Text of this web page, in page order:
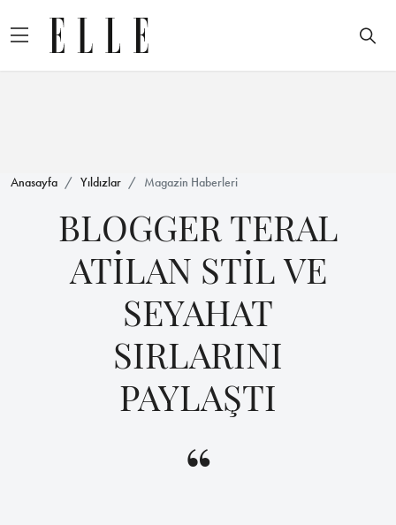
Anasayfa Yıldızlar Magazin Haberleri
BLOGGER TERAL
ATİLAN STİL VE
SEYAHAT
SIRLARINI
PAYLAŞTI
“